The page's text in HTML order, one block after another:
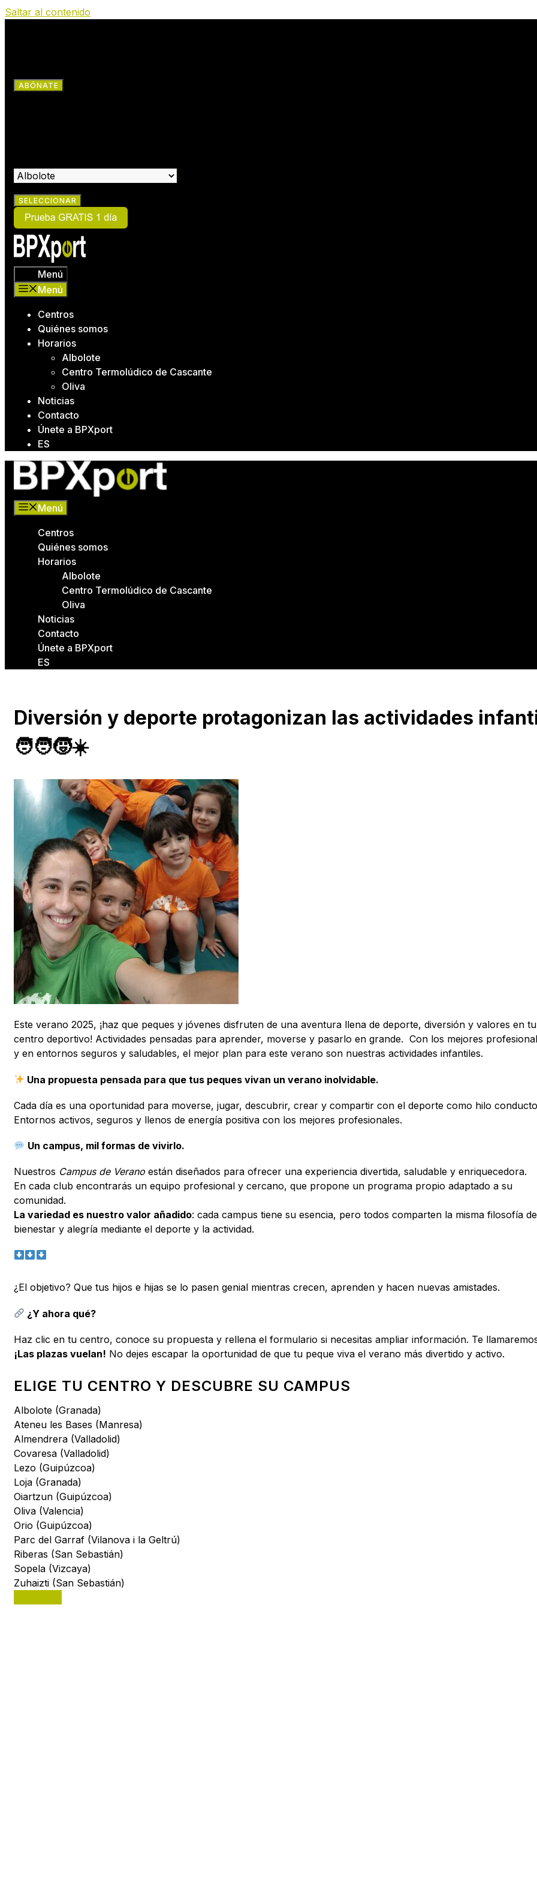
Saltar al contenido
ABÓNATE
Menú
Menú
Centros
Quiénes somos
Horarios
Albolote
Centro Termolúdico de Cascante
Oliva
Noticias
Contacto
Únete a BPXport
ES
Menú
Centros
Quiénes somos
Horarios
Albolote
Centro Termolúdico de Cascante
Oliva
Noticias
Contacto
Únete a BPXport
ES
Diversión y deporte protagonizan las actividades
🧑‍🧑‍🧒☀️
Este verano 2025, ¡haz que peques y jóvenes disfruten de una aventura llena de deporte, diversión y valores en tu
centro deportivo! Actividades pensadas para aprender, moverse y pasarlo en grande. Con los mejores
y en entornos seguros y saludables, el mejor plan para este verano son nuestras actividades infantiles.
Una propuesta pensada para que tus peques vivan un verano inolvidable.
Cada día es una oportunidad para moverse, jugar, descubrir, crear y compartir con el deporte como hilo
Entornos activos, seguros y llenos de energía positiva con los mejores profesionales.
Un campus, mil formas de vivirlo.
Nuestros Campus de Verano están diseñados para ofrecer una experiencia divertida, saludable y enriquecedora.
En cada club encontrarás un equipo profesional y cercano, que propone un programa propio adaptado a su
comunidad.
La variedad es nuestro valor añadido: cada campus tiene su esencia, pero todos comparten la misma filosofía de
bienestar y alegría mediante el deporte y la actividad.
¿El objetivo? Que tus hijos e hijas se lo pasen genial mientras crecen, aprenden y hacen nuevas amistades.
¿Y ahora qué?
Haz clic en tu centro, conoce su propuesta y rellena el formulario si necesitas ampliar información. Te
¡Las plazas vuelan! No dejes escapar la oportunidad de que tu peque viva el verano más divertido y activo.
ELIGE TU CENTRO Y DESCUBRE SU CAMPUS
Albolote (Granada)
Ateneu les Bases (Manresa)
Almendrera (Valladolid)
Covaresa (Valladolid)
Lezo (Guipúzcoa)
Loja (Granada)
Oiartzun (Guipúzcoa)
Oliva (Valencia)
Orio (Guipúzcoa)
Parc del Garraf (Vilanova i la Geltrú)
Riberas (San Sebastián)
Sopela (Vizcaya)
Zuhaizti (San Sebastián)